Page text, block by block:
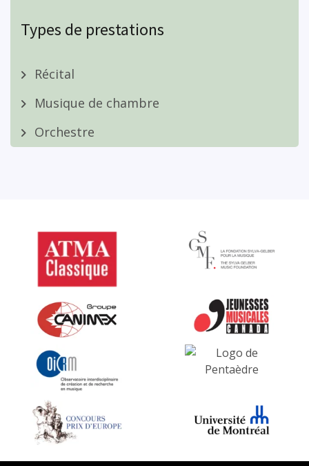
Types de prestations
Récital
Musique de chambre
Orchestre